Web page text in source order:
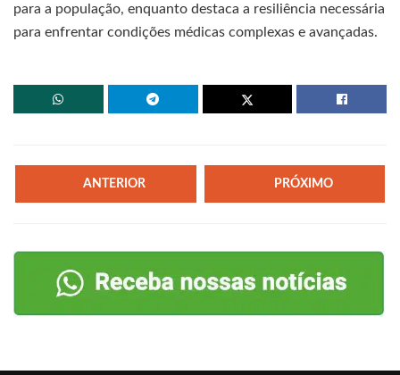
para a população, enquanto destaca a resiliência necessária
para enfrentar condições médicas complexas e avançadas.
ANTERIOR PRÓXIMO